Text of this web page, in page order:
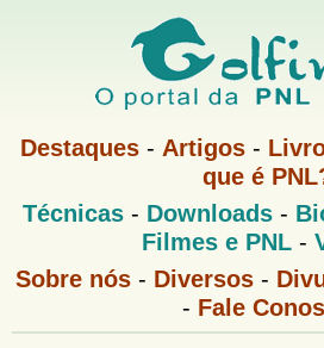
Pular
para
o
principal
G
f
i
M
u
Destaques- Artigos-
que é
M
e
P
Técnicas- Downloads-
Filmes e PNL -
G
Sobre nós - Diversos -
- Fale